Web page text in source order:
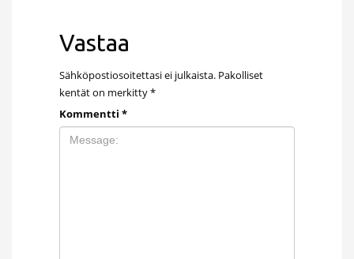
Vastaa
Sähköpostiosoitettasi ei julkaista. Pakolliset
kentät on merkitty*
Kommentti *